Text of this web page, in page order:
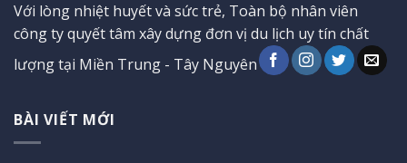
Với lòng nhiệt huyết và sức trẻ, Toàn bộ nhân viên
công ty quyết tâm xây dựng đơn vị du lịch uy tín chất
lượng tại Miền Trung - Tây Nguyên
BÀI VIẾT MỚI